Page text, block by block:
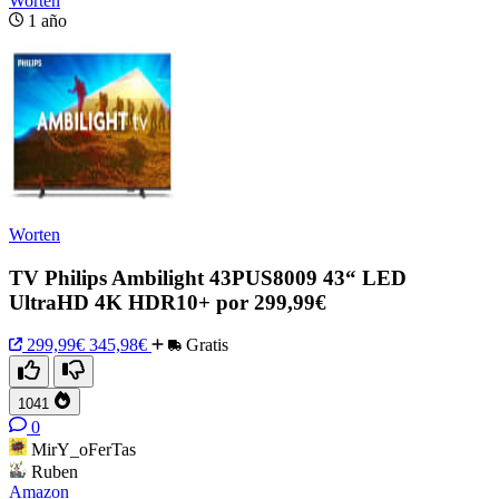
1 año
Worten
TV Philips Ambilight 43PUS8009 43“ LED
UltraHD 4K HDR10+ por 299,99€
299,99€ 345,98€ Gratis
1041
0
MirY_oFerTas
Ruben
Amazon